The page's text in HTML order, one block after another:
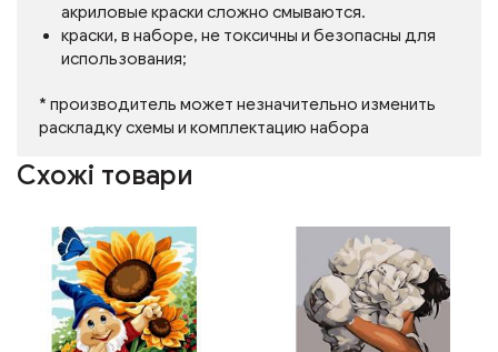
акриловые краски сложно смываются.
краски, в наборе, не токсичны и безопасны для
использования;
* производитель может незначительно изменить
раскладку схемы и комплектацию набора
Схожі товари